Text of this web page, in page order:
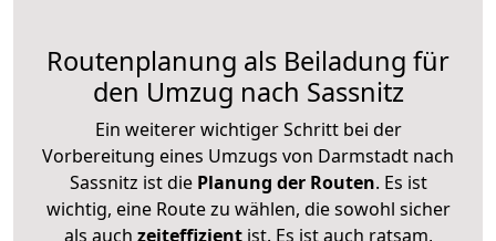
Routenplanung als Beiladung für
den Umzug nach Sassnitz
Ein weiterer wichtiger Schritt bei der
Vorbereitung eines Umzugs von Darmstadt nach
Sassnitz ist diePlanung der Routen. Es ist
wichtig, eine Route zu wählen, die sowohl sicher
als auch zeiteffizientist. Es ist auch ratsam,